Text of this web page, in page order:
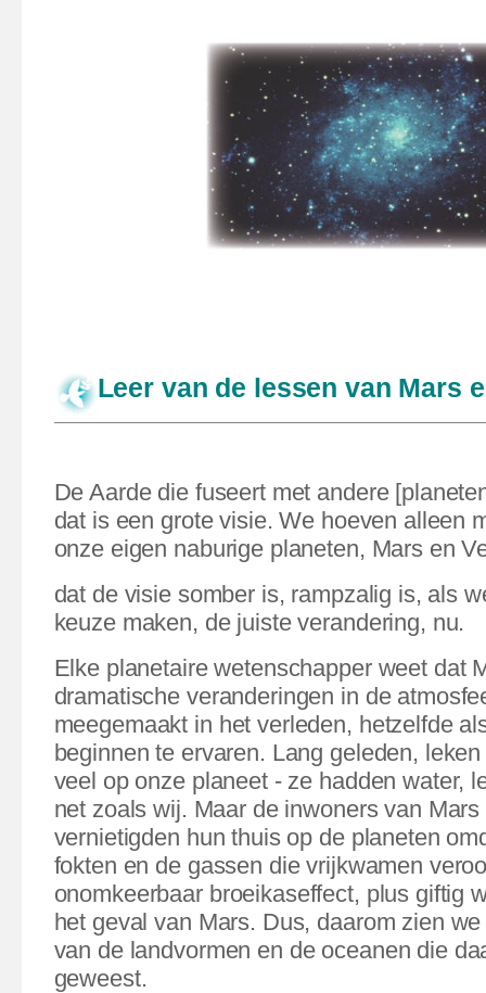
Leer van de lessen van Mars
De Aarde die fuseert met andere
dat is een grote visie. We hoeven alleen
onze eigen naburige planeten, Mars en
dat de visie somber is, rampzalig is, als
keuze maken, de juiste verandering, nu.
Elke planetaire wetenschapper weet dat
dramatische veranderingen in de
meegemaakt in het verleden, hetzelfde
beginnen te ervaren. Lang geleden,
veel op onze planeet - ze hadden water,
net zoals wij. Maar de inwoners van
vernietigden hun thuis op de planeten
fokten en de gassen die vrijkwamen
onomkeerbaar broeikaseffect, plus giftig
het geval van Mars. Dus, daarom zien
van de landvormen en de oceanen die
geweest.